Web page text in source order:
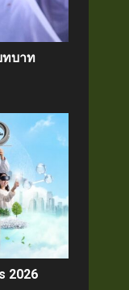
ทบาท
2026